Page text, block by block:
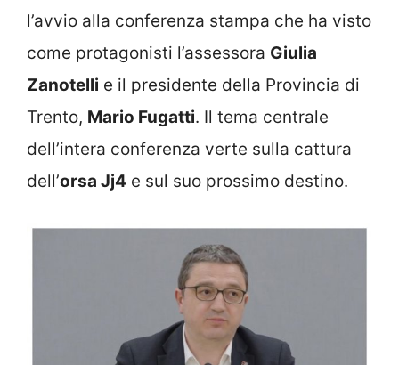
l’avvio alla conferenza stampa che ha visto
come protagonisti l’assessora Giulia
Zanotelli e il presidente della Provincia di
Trento, Mario Fugatti. Il tema centrale
dell’intera conferenza verte sulla cattura
dell’orsa Jj4 e sul suo prossimo destino.